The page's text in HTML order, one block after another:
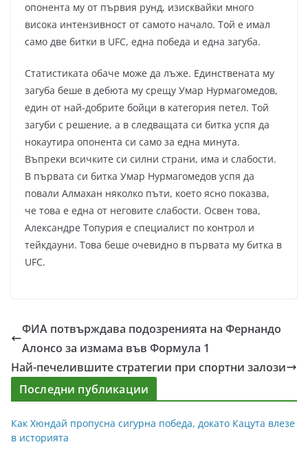
опонента му от първия рунд, изисквайки много
висока интензивност от самото начало. Той е имал
само две битки в UFC, една победа и една загуба.
Статистиката обаче може да лъже. Единствената му
загуба беше в дебюта му срещу Умар Нурмагомедов,
един от най-добрите бойци в категория петел. Той
загуби с решение, а в следващата си битка успя да
нокаутира опонента си само за една минута.
Въпреки всичките си силни страни, има и слабости.
В първата си битка Умар Нурмагомедов успя да
повали Алмахан няколко пъти, което ясно показва,
че това е една от неговите слабости. Освен това,
Александре Топурия е специалист по контрол и
тейкдауни. Това беше очевидно в първата му битка в
UFC.
ФИА потвърждава подозренията на Фернандо
Алонсо за измама във Формула 1
Най-печелившите стратегии при спортни залози
Последни публикации
Как Хюндай пропусна сигурна победа, докато Кацута влезе
в историята